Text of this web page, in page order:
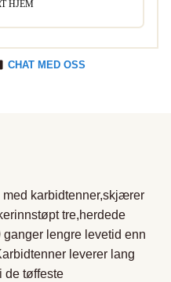
HJEM
CHAT MED OSS
karbidtenner,skjærer
tre,herdede
lengre levetid enn
leverer lang
de tøffeste